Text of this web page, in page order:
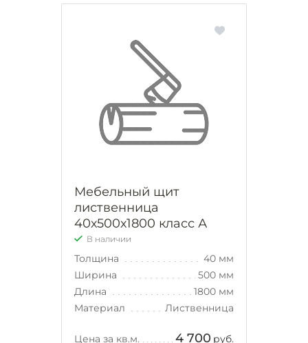
Мебельный щит
лиственница
40х500х1800 класс А
В наличии
Толщина
40 мм
Ширина
500 мм
Длина
1800 мм
Материал
Лиственница
Цена за кв.м. 4 700 руб.